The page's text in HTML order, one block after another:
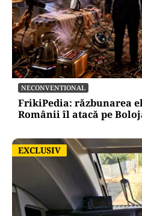
NECONVENTIONAL
FrikiPedia: răzbunarea
Românii îl atacă pe
EXCLUSIV
EXCLUSIV